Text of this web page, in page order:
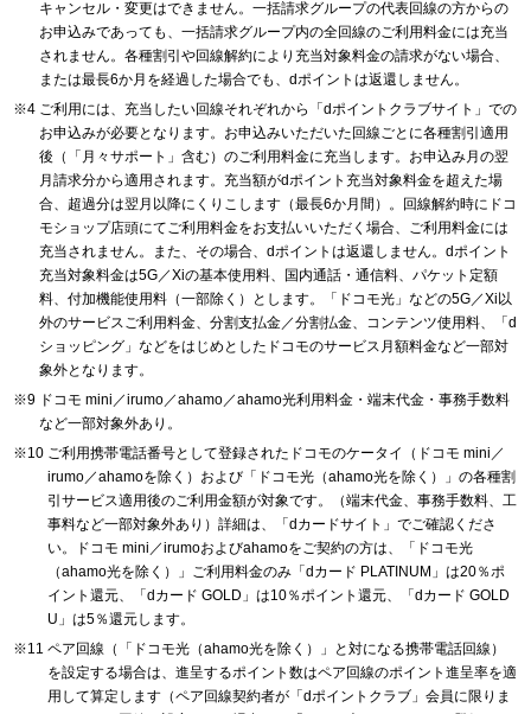
キャンセル・変更はできません。一括請求グループの代表回線の方からの
お申込みであっても、一括請求グループ内の全回線のご利用料金には充当
されません。各種割引や回線解約により充当対象料金の請求がない場合、
または最長6か月を経過した場合でも、dポイントは返還しません。
ご利用には、充当したい回線それぞれから「dポイントクラブサイト」での
お申込みが必要となります。お申込みいただいた回線ごとに各種割引適用
後（「月々サポート」含む）のご利用料金に充当します。お申込み月の翌
月請求分から適用されます。充当額がdポイント充当対象料金を超えた場
合、超過分は翌月以降にくりこします（最長6か月間）。回線解約時にドコ
モショップ店頭にてご利用料金をお支払いいただく場合、ご利用料金には
充当されません。また、その場合、dポイントは返還しません。dポイント
充当対象料金は5G／Xiの基本使用料、国内通話・通信料、パケット定額
料、付加機能使用料（一部除く）とします。「ドコモ光」などの5G／Xi以
外のサービスご利用料金、分割支払金／分割払金、コンテンツ使用料、「d
ショッピング」などをはじめとしたドコモのサービス月額料金など一部対
象外となります。
ドコモ mini／irumo／ahamo／ahamo光利用料金・端末代金・事務手数料
など一部対象外あり。
ご利用携帯電話番号として登録されたドコモのケータイ（ドコモ mini／
irumo／ahamoを除く）および「ドコモ光（ahamo光を除く）」の各種割
引サービス適用後のご利用金額が対象です。（端末代金、事務手数料、工
事料など一部対象外あり）詳細は、「dカードサイト」でご確認くださ
い。ドコモ mini／irumoおよびahamoをご契約の方は、「ドコモ光
（ahamo光を除く）」ご利用料金のみ「dカード PLATINUM」は20％ポ
イント還元、「dカード GOLD」は10％ポイント還元、「dカード GOLD
U」は5％還元します。
ペア回線（「ドコモ光（ahamo光を除く）」と対になる携帯電話回線）
を設定する場合は、進呈するポイント数はペア回線のポイント進呈率を適
用して算定します（ペア回線契約者が「dポイントクラブ」会員に限りま